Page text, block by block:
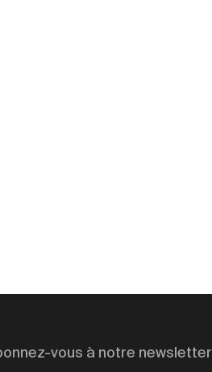
vous à notre newsletter